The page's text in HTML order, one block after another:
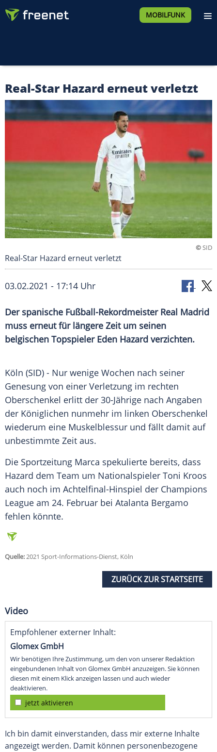
MOBILFUNK
Real-Star Hazard erneut verletzt
©SID
Real-Star Hazard erneut verletzt
03.02.2021 - 17:14 Uhr
Der spanische Fußball-Rekordmeister Real Madrid
muss erneut für längere Zeit um seinen
belgischen Topspieler Eden Hazard verzichten.
Köln (SID) - Nur wenige Wochen nach seiner
Genesung von einer Verletzung im rechten
Oberschenkel erlitt der 30-Jährige nach Angaben
der Königlichen nunmehr im linken Oberschenkel
wiederum eine Muskelblessur und fällt damit auf
unbestimmte Zeit aus.
Die Sportzeitung Marca spekulierte bereits, dass
Hazard dem Team um Nationalspieler Toni Kroos
auch noch im Achtelfinal-Hinspiel der Champions
League am 24. Februar bei Atalanta Bergamo
fehlen könnte.
Quelle:2021 Sport-Informations-Dienst, Köln
ZURÜCK ZUR STARTSEITE
Video
Empfohlener externer Inhalt:
Glomex GmbH
Wir benötigen Ihre Zustimmung, um den von unserer Redaktion
eingebundenen Inhalt von Glomex GmbH anzuzeigen. Sie können
diesen mit einem Klick anzeigen lassen und auch wieder
deaktivieren.
jetzt aktivieren
Ich bin damit einverstanden, dass mir externe Inhalte
angezeigt werden. Damit können personenbezogene